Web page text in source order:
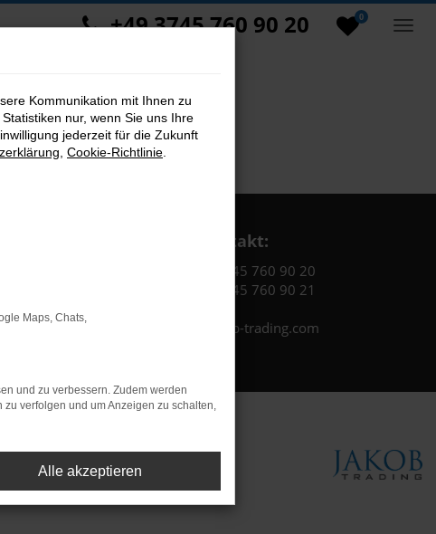
0
+49 3745 760 90 20
Kontakt:
Tel.: +49 3745 760 90 20
Fax: +49 3745 760 90 21
Mail: fj@jakob-trading.com
Kommunikation mit Ihnen zu
nur, wenn Sie uns Ihre
jederzeit für die Zukunft
Cookie-Richtlinie
Maps, Chats,
und zu verbessern. Zudem werden
verfolgen und um Anzeigen zu schalten,
Alle akzeptieren